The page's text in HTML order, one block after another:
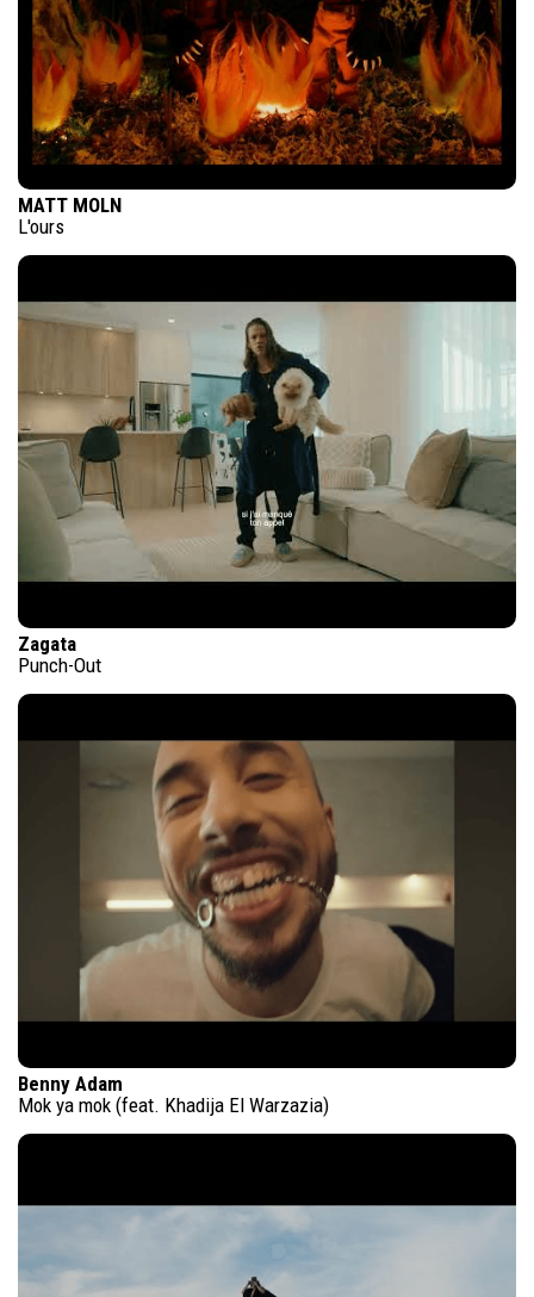
MATT MOLN
L'ours
Zagata
Punch-Out
Benny Adam
Mok ya mok (feat. Khadija El Warzazia)